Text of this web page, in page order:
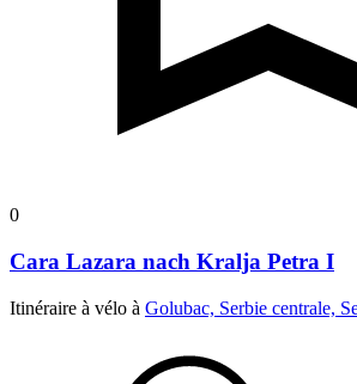
0
Cara Lazara nach Kralja Petra I
Itinéraire à vélo à Golubac, Serbie centrale,